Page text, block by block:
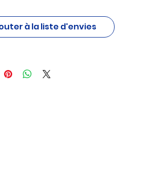
principalement dans les
deSt Jacques de la Lande
et
. Vous pouvez également
disponibles en déstockage.
: 5414886540140
à la liste d'envies